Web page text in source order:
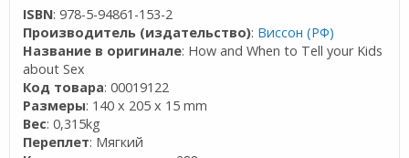
ISBN: 978-5-94861-153-2
Производитель (издательство): Виссон (РФ)
Название в оригинале: How and When to Tell your Kids
about Sex
Код товара: 00019122
Размеры: 140 x 205 x 15 mm
Вес: 0,315kg
Переплет: Мягкий